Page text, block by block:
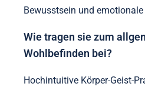
Bewusstsein und
Wie tragen sie zum
Wohlbefinden bei?
Hochintuitive Körper-Geist-